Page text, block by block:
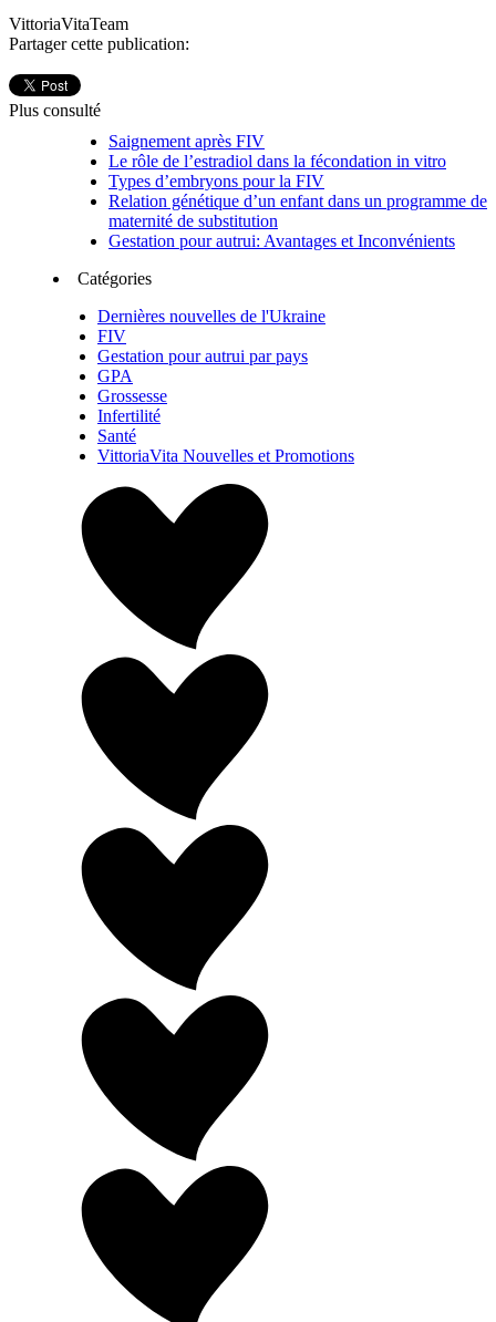
VittoriaVitaTeam
Partager cette publication:
Plus consulté
Saignement après FIV
Le rôle de l’estradiol dans la fécondation in vitro
Types d’embryons pour la FIV
Relation génétique d’un enfant dans un programme de
maternité de substitution
Gestation pour autrui: Avantages et Inconvénients
Catégories
Dernières nouvelles de l'Ukraine
FIV
Gestation pour autrui par pays
GPA
Grossesse
Infertilité
Santé
VittoriaVita Nouvelles et Promotions